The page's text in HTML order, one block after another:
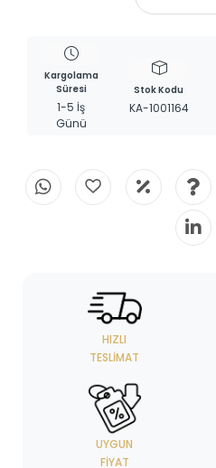
Kargolama
Süresi
1-5 İş
Günü
Stok Kodu
KA-1001164
HIZLI
TESLIMAT
UYGUN
FIYAT